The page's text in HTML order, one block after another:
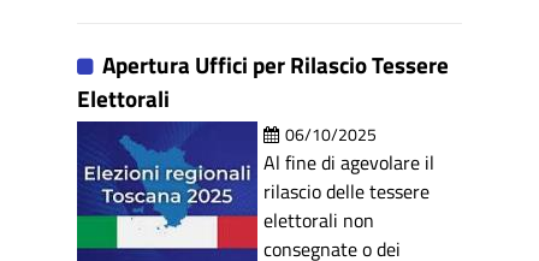
Apertura Uffici per Rilascio Tessere
Elettorali
06/10/2025
Al fine di agevolare il
rilascio delle tessere
elettorali non
consegnate o dei